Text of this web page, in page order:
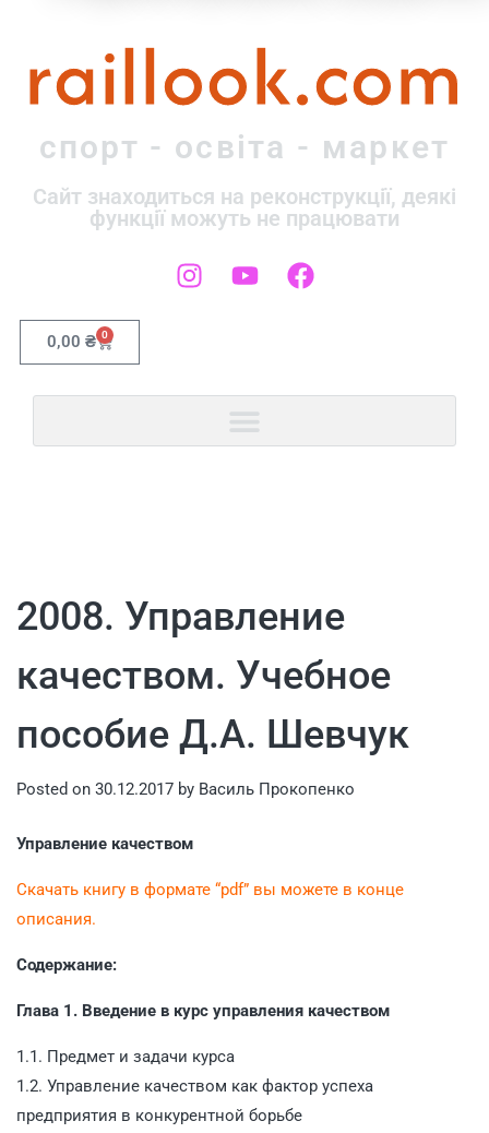
raillook.com
спорт - освіта - маркет
Сайт знаходиться на реконструкції, деякі
функції можуть не працювати
0,00 ₴ 0
2008. Управление
качеством. Учебное
пособие Д.А. Шевчук
Posted on 30.12.2017 by Василь Прокопенко
Управление качеством
Скачать книгу в формате “pdf” вы можете в конце
описания.
Содержание:
Глава 1. Введение в курс управления качеством
1.1. Предмет и задачи курса
1.2. Управление качеством как фактор успеха
предприятия в конкурентной борьбе